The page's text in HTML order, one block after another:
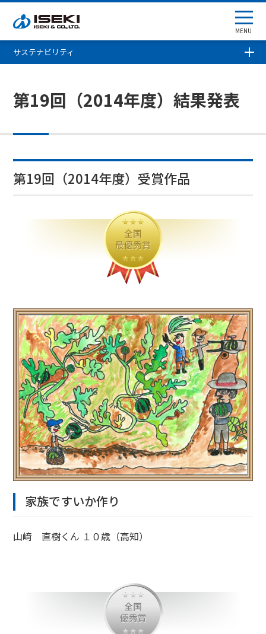
MENU
第19回（2014年度）結果発表
サステナビリティ
第19回（2014年度）受賞作品
家族ですいか作り
山﨑 直樹くん １０歳（高知）